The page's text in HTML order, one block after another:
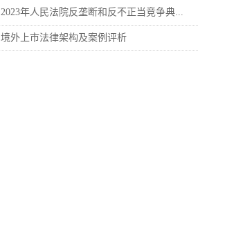
2023年人民法院反垄断和反不正当竞争典...
境外上市法律架构及案例评析